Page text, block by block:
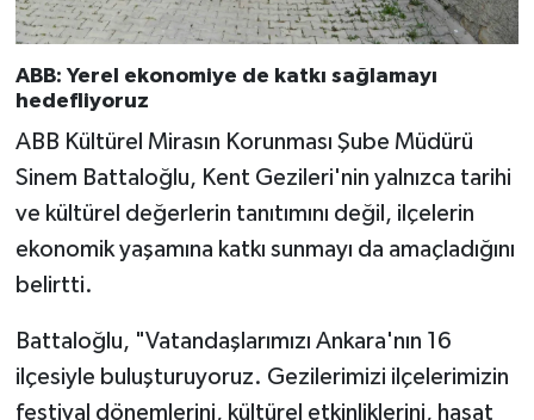
ABB: Yerel ekonomiye de katkı sağlamayı
hedefliyoruz
ABB Kültürel Mirasın Korunması Şube Müdürü
Sinem Battaloğlu, Kent Gezileri'nin yalnızca tarihi
ve kültürel değerlerin tanıtımını değil, ilçelerin
ekonomik yaşamına katkı sunmayı da amaçladığını
belirtti.
Battaloğlu, "Vatandaşlarımızı Ankara'nın 16
ilçesiyle buluşturuyoruz. Gezilerimizi ilçelerimizin
festival dönemlerini, kültürel etkinliklerini, hasat